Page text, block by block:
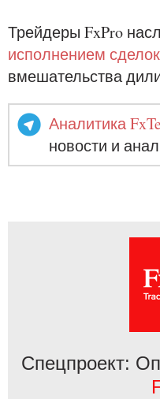
Трейдеры FxPro
исполнением
вмешательства
Аналитика
новости и
Спецпроект: